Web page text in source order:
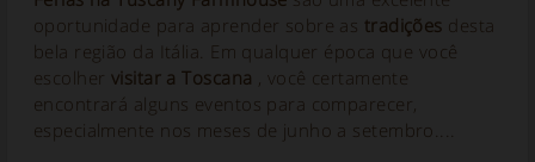
oportunidade para aprender sobre as tradições desta
bela região da Itália. Em qualquer época que você
escolher visitar a Toscana , você certamente
encontrará alguns eventos para comparecer,
especialmente nos meses de junho a setembro....